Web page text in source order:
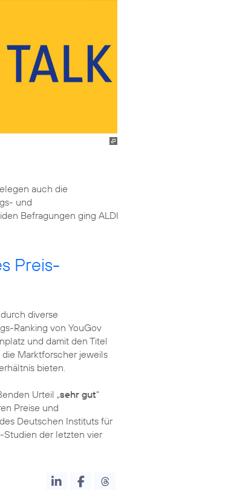
auch die
und
Befragungen ging ALDI
Preis-
diverse
Ranking von YouGov
und damit den Titel
die Marktforscher jeweils
bieten.
Urteil „sehr gut“
Preise und
des Deutschen Instituts für
Studien der letzten vier